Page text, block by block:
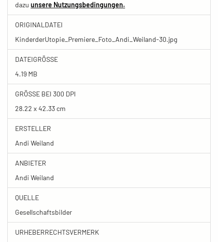
dazu unsere Nutzungsbedingungen.
ORIGINALDATEI
KinderderUtopie_Premiere_Foto_Andi_Weiland-30.jpg
DATEIGRÖSSE
4.19 MB
GRÖSSE BEI 300 DPI
28.22 x 42.33 cm
ERSTELLER
Andi Weiland
ANBIETER
Andi Weiland
QUELLE
Gesellschaftsbilder
URHEBERRECHTSVERMERK